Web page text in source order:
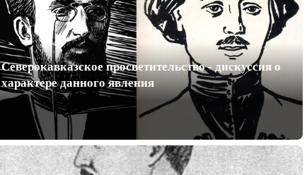
Северокавказское просветительство - дискуссия о
характере данного явления